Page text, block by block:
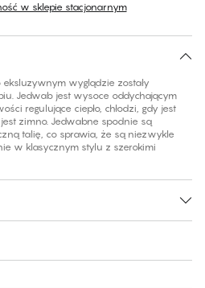
dla tego produktu
w sklepie stacjonarnym
wyglądzie zostały
Jedwab jest wysoce oddychającym
regulujące ciepło, chłodzi, gdy jest
jest zimno. Jedwabne spodnie są
talię, co sprawia, że są niezwykle
w klasycznym stylu z szerokimi